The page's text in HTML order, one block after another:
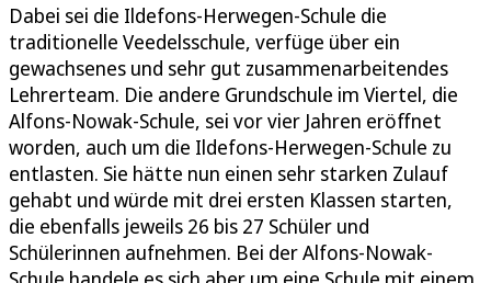
Dabei sei die Ildefons-Herwegen-Schule die
traditionelle Veedelsschule, verfüge über ein
gewachsenes und sehr gut zusammenarbeitendes
Lehrerteam. Die andere Grundschule im Viertel, die
Alfons-Nowak-Schule, sei vor vier Jahren eröffnet
worden, auch um die Ildefons-Herwegen-Schule zu
entlasten. Sie hätte nun einen sehr starken Zulauf
gehabt und würde mit drei ersten Klassen starten,
die ebenfalls jeweils 26 bis 27 Schüler und
Schülerinnen aufnehmen. Bei der Alfons-Nowak-